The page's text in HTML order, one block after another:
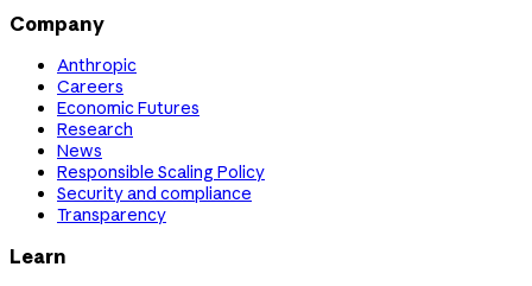
Company
Anthropic
Careers
Economic Futures
Research
News
Responsible Scaling Policy
Security and compliance
Transparency
Learn